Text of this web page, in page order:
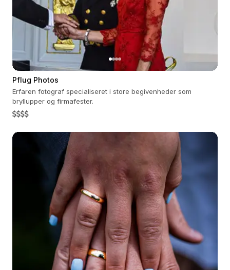
Pflug Photos
Erfaren fotograf specialiseret i store begivenheder som
bryllupper og firmafester.